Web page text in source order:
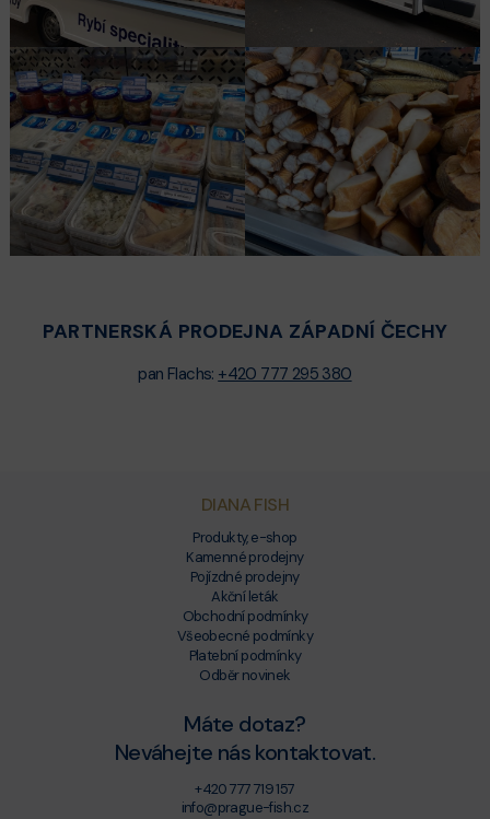
PARTNERSKÁ PRODEJNA ZÁPADNÍ ČECHY
pan Flachs: +420 777 295 380
DIANA FISH
Produkty, e-shop
Kamenné prodejny
Pojízdné prodejny
Akční leták
Obchodní podmínky
Všeobecné podmínky
Platební podmínky
Odběr novinek
Máte dotaz?
Neváhejte nás kontaktovat.
+420 777 719 157
info@prague-fish.cz